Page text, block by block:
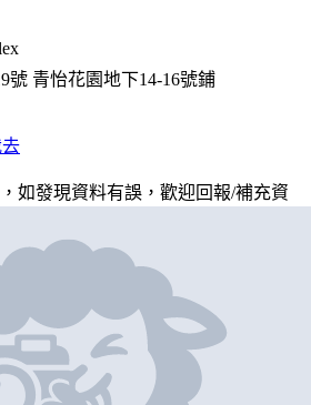
號 青怡花園地下14-16號鋪
如發現資料有誤，歡迎回報/補充資